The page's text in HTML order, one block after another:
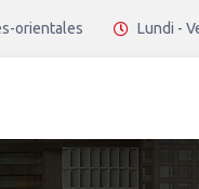
orientales Lundi -